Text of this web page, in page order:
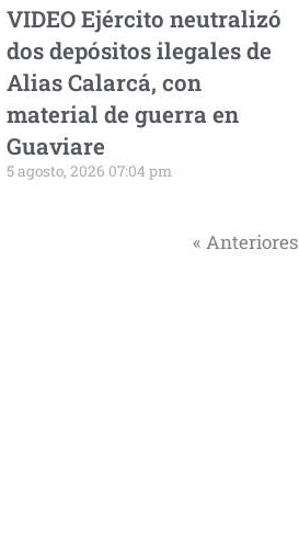
VIDEO Ejército neutralizó
dos depósitos ilegales de
Alias Calarcá, con
material de guerra en
Guaviare
5 agosto, 2026 07:04 pm
« Anteriores